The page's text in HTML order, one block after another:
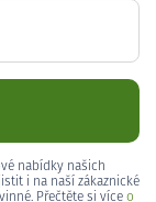
nabídky našich
i na naší zákaznické
Přečtěte si více o